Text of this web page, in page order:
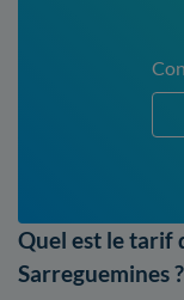
Quel est le tarif
Sarreguemines ?